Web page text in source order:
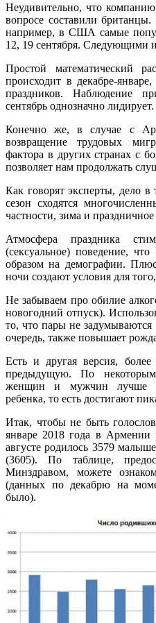
Неудивительно, что
вопросе составили
например, в США самые
12, 19 сентября. Следующими
Простой математический
происходит в декабре-
праздников. Наблюдение
сентябрь однозначно лидирует.
Конечно же, в случае с
возвращение трудовых
фактора в других странах с
позволяет нам продолжать
Как говорят эксперты, дело
сезон сходятся
частности, зима и
Атмосфера праздника
(сексуальное) поведение,
образом на демографии.
ночи создают условия для
Не забываем про обилие
новогодний отпуск).
то, что пары не
очередь, также повышает
Есть и другая версия, более
предыдущую. По
женщин и мужчин лучше
ребенка, то есть достигают
Итак, чтобы не быть
январе 2018 года в Армении
августе родилось 3579
(3605). По таблице,
Минздравом, можете
(данных по декабрю на
было).